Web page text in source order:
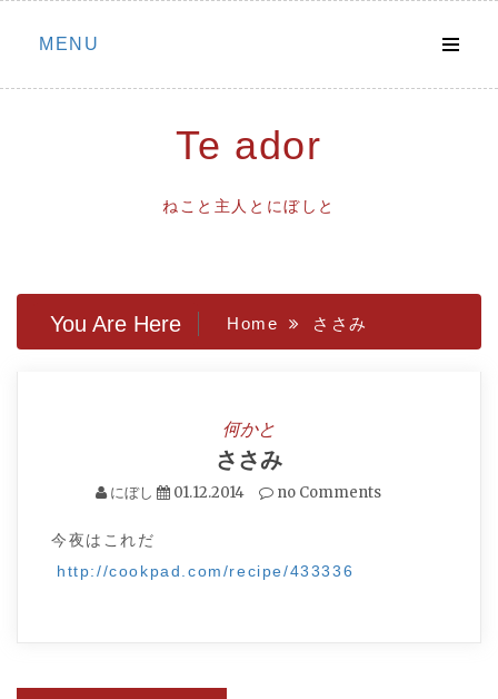
Skip
MENU
Te ador
ねこと主人とにぼしと
You Are Here Home ささみ
何かと
ささみ
にぼし 01.12.2014 no Comments
今夜はこれだ
http://cookpad.com/recipe/433336